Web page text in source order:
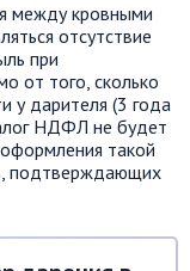
между кровными
отсутствие
при
от того, сколько
у дарителя (3 года
НДФЛ не будет
такой
подтверждающих